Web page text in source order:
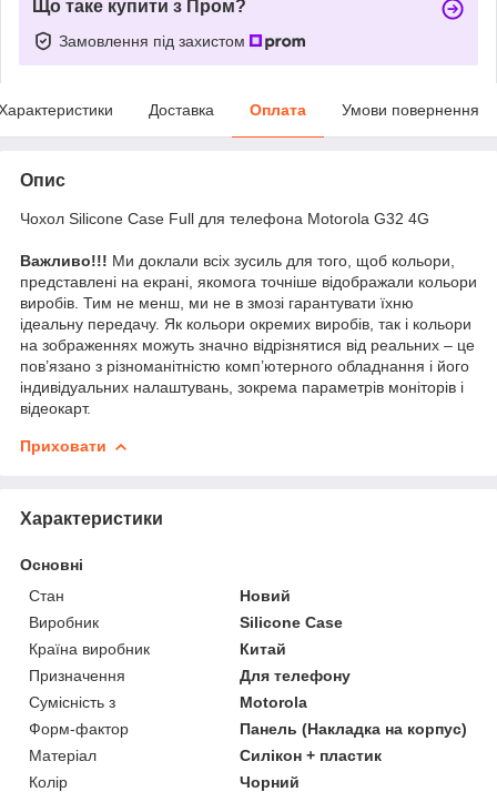
Що таке купити з Пром?
Замовлення під захистом
Доставка Оплата Умови повернення
Опис
Чохол Silicone Case Full для телефона Motorola G32 4G
Важливо!!! Ми доклали всіх зусиль для того, щоб кольори,
представлені на екрані, якомога точніше відображали кольори
виробів. Тим не менш, ми не в змозі гарантувати їхню
ідеальну передачу. Як кольори окремих виробів, так і кольори
на зображеннях можуть значно відрізнятися від реальних – це
пов’язано з різноманітністю комп’ютерного обладнання і його
індивідуальних налаштувань, зокрема параметрів моніторів і
відеокарт.
Приховати
Характеристики
Основні
Стан
Новий
Виробник
Silicone Case
Країна виробник
Китай
Призначення
Для телефону
Сумісність з
Motorola
Форм-фактор
Панель (Накладка на корпус)
Матеріал
Силікон + пластик
Колір
Чорний